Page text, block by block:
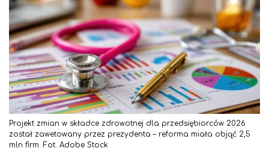
Projekt zmian w składce zdrowotnej dla przedsiębiorców 2026
został zawetowany przez prezydenta – reforma miała objąć 2,5
mln firm. Fot. Adobe Stock